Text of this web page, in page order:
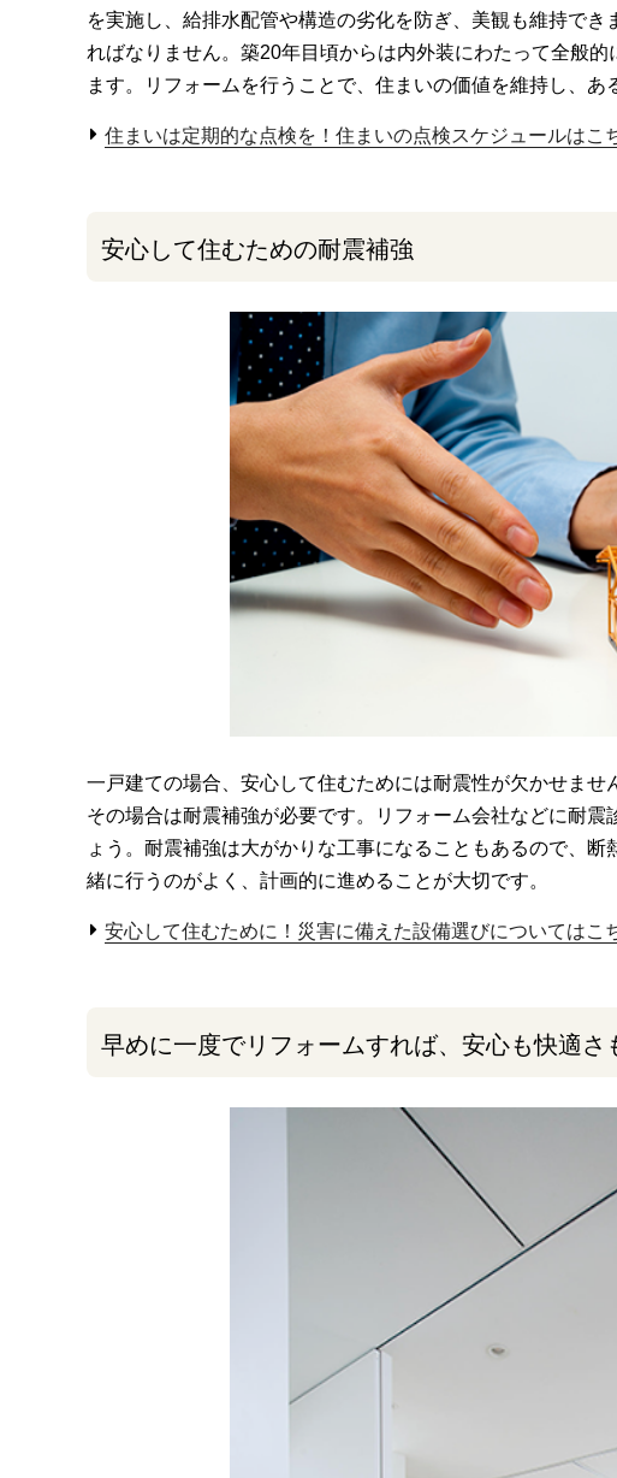
を実施し、給排水配管や構造の劣化を防ぎ、美観も維持で
ればなりません。築20年目頃からは内外装にわたって全般
ます。リフォームを行うことで、住まいの価値を維持し、あ
住まいは定期的な点検を！住まいの点検スケジュールはこ
安心して住むための耐震補強
一戸建ての場合、安心して住むためには耐震性が欠かせませ
その場合は耐震補強が必要です。リフォーム会社などに耐
ょう。耐震補強は大がかりな工事になることもあるので、
緒に行うのがよく、計画的に進めることが大切です。
安心して住むために！災害に備えた設備選びについてはこ
早めに一度でリフォームすれば、安心も快適さ